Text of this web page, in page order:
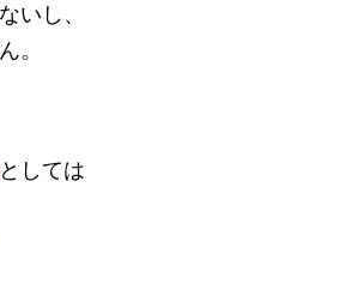
いし、
。
としては